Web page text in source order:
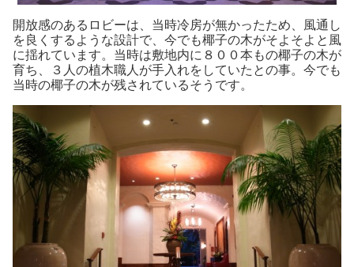
開放感のあるロビーは、当時冷房が無かったため、風通し
を良くするような設計で、今でも椰子の木がそよそよと風
に揺れています。当時は敷地内に８００本もの椰子の木が
育ち、３人の植木職人が手入れをしていたとの事。今でも
当時の椰子の木が残されているそうです。